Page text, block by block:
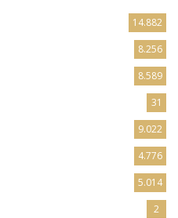
14.882
8.256
8.589
31
9.022
4.776
5.014
2